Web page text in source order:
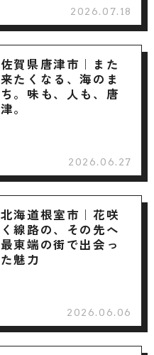
2026.07.18
佐賀県唐津市｜また
来たくなる、海のま
ち。味も、人も、唐
津。
2026.06.27
北海道根室市｜花咲
く線路の、その先へ
最東端の街で出会っ
た魅力
2026.06.06